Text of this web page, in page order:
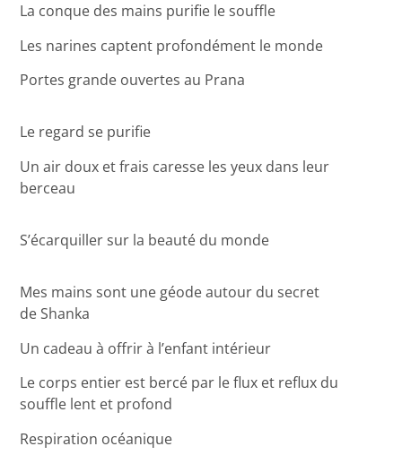
La conque des mains purifie le souffle
Les narines captent profondément le monde
Portes grande ouvertes au Prana
Le regard se purifie
Un air doux et frais caresse les yeux dans leur
berceau
S’écarquiller sur la beauté du monde
Mes mains sont une géode autour du secret
de Shanka
Un cadeau à offrir à l’enfant intérieur
Le corps entier est bercé par le flux et reflux du
souffle lent et profond
Respiration océanique